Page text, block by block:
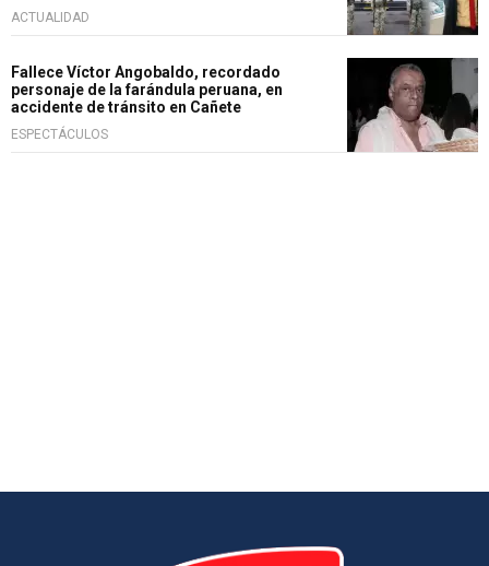
ACTUALIDAD
Fallece Víctor Angobaldo, recordado
personaje de la farándula peruana, en
accidente de tránsito en Cañete
ESPECTÁCULOS